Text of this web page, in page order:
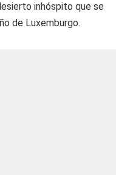
inhóspito que se
de Luxemburgo.